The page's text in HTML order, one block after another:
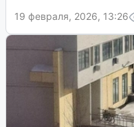
19 февраля, 2026, 13:26